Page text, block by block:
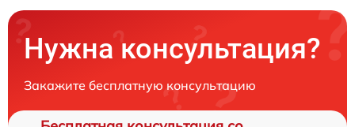
Нужна консультация?
Закажите бесплатную консультацию